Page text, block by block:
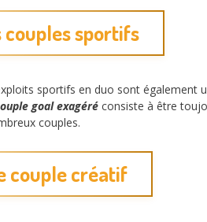
couples sportifs
sportifs en duo sont également
goal exagéré consiste à être
couples.
couple créatif